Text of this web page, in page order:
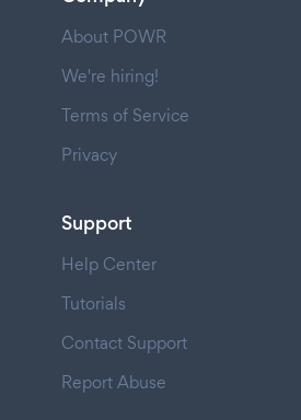
About POWR
We're hiring!
Terms of Service
Privacy
Support
Help Center
Tutorials
Contact Support
Report Abuse